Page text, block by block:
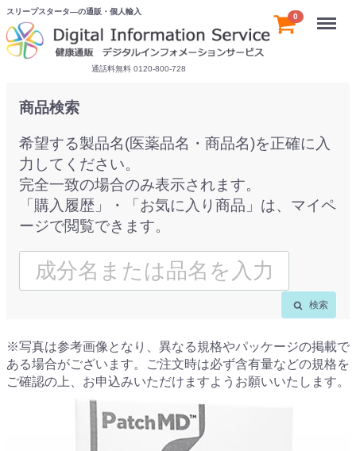
スリープスタータ―の通販・個人輸入
通話料無料 0120-800-728
0 Menu
商品検索
希望する製品名(医薬品名・商品名)を正確に入
力してください。
完全一致の場合のみ表示されます。
「購入履歴」・「お気に入り商品」は、マイペ
ージで閲覧できます。
検索
※写真は参考画像となり、異なる規格やパッケージの掲載で
ある場合がございます。ご注文時は必ず含有量などの規格を
ご確認の上、お申込みいただけますようお願いいたします。